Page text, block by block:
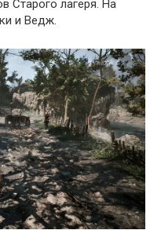
Старого лагеря. На
и Ведж.